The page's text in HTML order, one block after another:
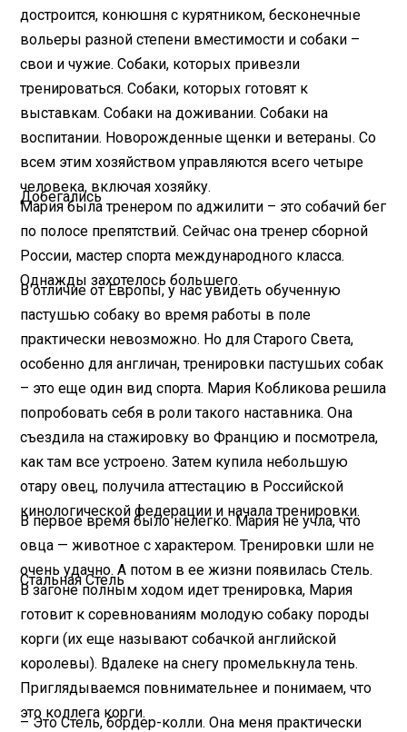
достроится, конюшня с курятником, бесконечные
вольеры разной степени вместимости и собаки –
свои и чужие. Собаки, которых привезли
тренироваться. Собаки, которых готовят к
выставкам. Собаки на доживании. Собаки на
воспитании. Новорожденные щенки и ветераны. Со
всем этим хозяйством управляются всего четыре
человека, включая хозяйку.
Добегались
Мария была тренером по аджилити – это собачий бег
по полосе препятствий. Сейчас она тренер сборной
России, мастер спорта международного класса.
Однажды захотелось большего.
В отличие от Европы, у нас увидеть обученную
пастушью собаку во время работы в поле
практически невозможно. Но для Старого Света,
особенно для англичан, тренировки пастушьих собак
– это еще один вид спорта. Мария Кобликова решила
попробовать себя в роли такого наставника. Она
съездила на стажировку во Францию и посмотрела,
как там все устроено. Затем купила небольшую
отару овец, получила аттестацию в Российской
кинологической федерации и начала тренировки.
В первое время было нелегко. Мария не учла, что
овца — животное с характером. Тренировки шли не
очень удачно. А потом в ее жизни появилась Стель.
Стальная Стель
В загоне полным ходом идет тренировка, Мария
готовит к соревнованиям молодую собаку породы
корги (их еще называют собачкой английской
королевы). Вдалеке на снегу промелькнула тень.
Приглядываемся повнимательнее и понимаем, что
это коллега корги.
– Это Стель, бордер-колли. Она меня практически